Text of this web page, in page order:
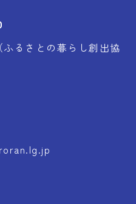
るさとの暮らし創出協